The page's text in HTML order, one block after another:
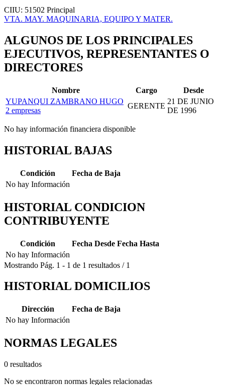
CIIU: 51502 Principal
VTA. MAY. MAQUINARIA, EQUIPO Y MATER.
ALGUNOS DE LOS PRINCIPALES
EJECUTIVOS, REPRESENTANTES O
DIRECTORES
Nombre Cargo
Desde
YUPANQUI ZAMBRANO HUGO
2 empresas
GERENTE
21 DE JUNIO
DE 1996
No hay información financiera disponible
HISTORIAL BAJAS
Condición
Fecha de Baja
No hay Información
HISTORIAL CONDICION
CONTRIBUYENTE
Condición Fecha Desde Fecha Hasta
No hay Información
Mostrando Pág. 1 - 1 de 1 resultados / 1
HISTORIAL DOMICILIOS
Dirección
Fecha de Baja
No hay Información
NORMAS LEGALES
0 resultados
No se encontraron normas legales relacionadas